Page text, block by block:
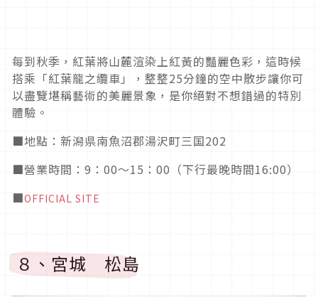
每到秋季，紅葉將山麓渲染上紅黃的豔麗色彩，這時候
搭乘「紅葉龍之纜車」，整整25分鐘的空中散步讓你可
以盡覽堪稱藝術的美麗景象，是你絕對不想錯過的特別
體驗。
■地點：新潟県南魚沼郡湯沢町三国202
■營業時間：9：00～15：00（下行最晚時間16:00）
■OFFICIAL SITE
８、宮城 松島